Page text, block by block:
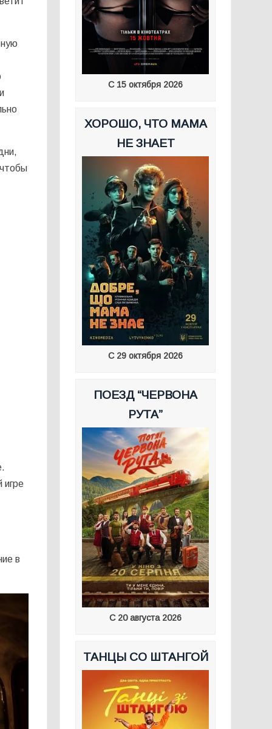
игре
в
С 15 октября 2026
ХОРОШО, ЧТО МАМА
НЕ ЗНАЕТ
С 29 октября 2026
ПОЕЗД “ЧЕРВОНА
РУТА”
С 20 августа 2026
ТАНЦЫ СО ШТАНГОЙ